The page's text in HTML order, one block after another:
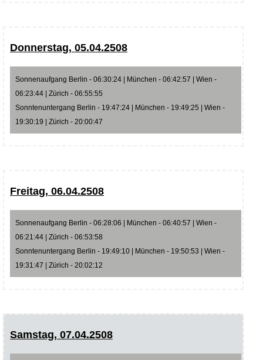
Donnerstag, 05.04.2508
Sonnenaufgang Berlin - 06:30:24 | München - 06:42:57 | Wien -
06:23:44 | Zürich - 06:55:55
Sonntenuntergang Berlin - 19:47:24 | München - 19:49:25 | Wien -
19:30:19 | Zürich - 20:00:47
Freitag, 06.04.2508
Sonnenaufgang Berlin - 06:28:06 | München - 06:40:57 | Wien -
06:21:44 | Zürich - 06:53:58
Sonntenuntergang Berlin - 19:49:10 | München - 19:50:53 | Wien -
19:31:47 | Zürich - 20:02:12
Samstag, 07.04.2508